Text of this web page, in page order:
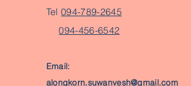
Tel094-789-2645
094-456-6542
Email:
alongkorn.suwanvesh@gmail.com